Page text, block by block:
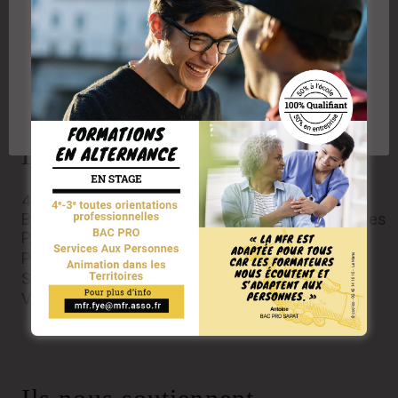
Les Formations
4eme- 3eme
BAC PRO Services Aux Personnes et Aux Territoires
P.R.A.P 2S Prévention des Risques liés à l’Activité
Physique
SST Sauveteur Secouriste du Travail
Validation des acquis de l’expérience
des utilisateurs du site et analyser le trafic. En cliquant
sur "Accepter" vous acceptez l'utilisation des cookies
ou technologies similaires, y compris de partenaires
de la MFR de FyéPlus d'informations sur les cookies en cliquant ici
Accepter les cookies Rejeter les cookies
Réglages des cookies